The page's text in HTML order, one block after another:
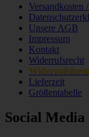
Versandkosten
Unsere AGB
Impressum
Kontakt
Widerrufsrecht
Lieferzeit
Größentabelle
Social Media